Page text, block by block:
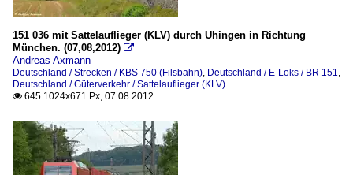
151 036 mit Sattelauflieger (KLV) durch Uhingen in Richtung
München. (07,08,2012) 
Andreas Axmann
Deutschland / Strecken / KBS 750 (Filsbahn), Deutschland / E-Loks / BR 151,
Deutschland / Güterverkehr / Sattelauflieger (KLV)
 645 1024x671 Px, 07.08.2012